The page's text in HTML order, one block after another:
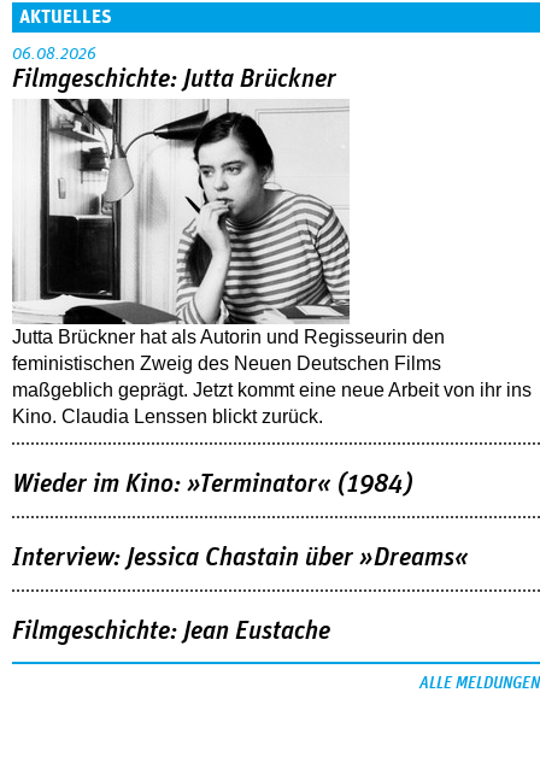
AKTUELLES
06.08.2026
Filmgeschichte: Jutta Brückner
Jutta Brückner hat als Autorin und Regisseurin den
feministischen Zweig des Neuen Deutschen Films
maßgeblich geprägt. Jetzt kommt eine neue Arbeit von ihr ins
Kino. Claudia Lenssen blickt zurück.
Wieder im Kino: »Terminator« (1984)
Interview: Jessica Chastain über »Dreams«
Filmgeschichte: Jean Eustache
ALLE MELDUNGEN